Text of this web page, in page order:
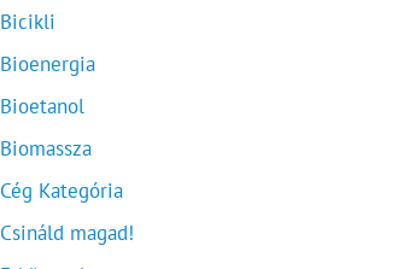
Bicikli
Bioenergia
Bioetanol
Biomassza
Cég Kategória
Csináld magad!